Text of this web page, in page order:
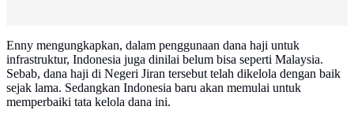
Enny mengungkapkan, dalam penggunaan dana haji untuk
infrastruktur, Indonesia juga dinilai belum bisa seperti Malaysia.
Sebab, dana haji di Negeri Jiran tersebut telah dikelola dengan baik
sejak lama. Sedangkan Indonesia baru akan memulai untuk
memperbaiki tata kelola dana ini.